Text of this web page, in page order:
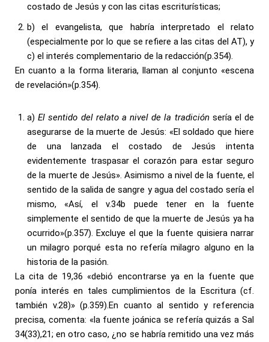
costado de Jesús y con las citas escriturísticas;
b) el evangelista, que habría interpretado el relato
(especialmente por lo que se refiere a las citas del AT), y
c) el interés complementario de la redacción(p.354).
En cuanto a la forma literaria, llaman al conjunto «escena
de revelación»(p.354).
a) El sentido del relato a nivel de la tradición sería el de
asegurarse de la muerte de Jesús: «El soldado que hiere
de una lanzada el costado de Jesús intenta
evidentemente traspasar el corazón para estar seguro
de la muerte de Jesús». Asimismo a nivel de la fuente, el
sentido de la salida de sangre y agua del costado sería el
mismo, «Así, el v.34b puede tener en la fuente
simplemente el sentido de que la muerte de Jesús ya ha
ocurrido»(p.357). Excluye el que la fuente quisiera narrar
un milagro porqué esta no refería milagro alguno en la
historia de la pasión.
La cita de 19,36 «debió encontrarse ya en la fuente que
ponía interés en tales cumplimientos de la Escritura (cf.
también v.28)» (p.359).En cuanto al sentido y referencia
precisa, comenta: «la fuente joánica se refería quizás a Sal
34(33),21; en otro caso, ¿no se habría remitido una vez más